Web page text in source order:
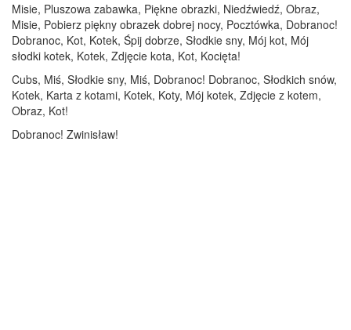
Misie, Pluszowa zabawka, Piękne obrazki, Niedźwiedź, Obraz,
Misie, Pobierz piękny obrazek dobrej nocy, Pocztówka, Dobranoc!
Dobranoc, Kot, Kotek, Śpij dobrze, Słodkie sny, Mój kot, Mój
słodki kotek, Kotek, Zdjęcie kota, Kot, Kocięta!
Cubs, Miś, Słodkie sny, Miś, Dobranoc! Dobranoc, Słodkich snów,
Kotek, Karta z kotami, Kotek, Koty, Mój kotek, Zdjęcie z kotem,
Obraz, Kot!
Dobranoc! Zwinisław!